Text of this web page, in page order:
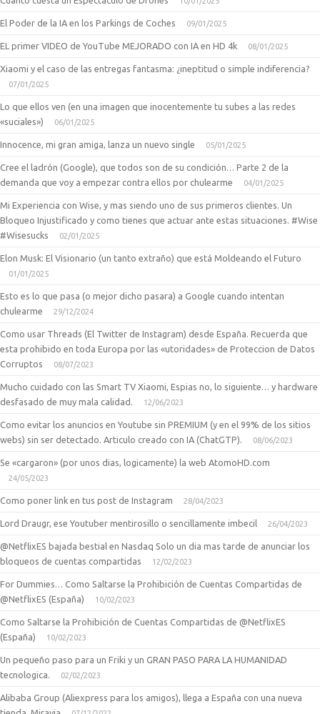
El Poder de la IA en los Parkings de Coches 09/01/2025
EL primer VIDEO de YouTube MEJORADO con IA en HD 4k 08/01/2025
Xiaomi y el caso de las entregas fantasma: ¿ineptitud o simple indiferencia?
07/01/2025
Lo que ellos ven (en una imagen que inocentemente tu subes a las redes
«suciales»)
06/01/2025
Innocence, mi gran amiga, lanza un nuevo single 05/01/2025
Cree el ladrón (Google), que todos son de su condición… Parte 2 de la
demanda que voy a empezar contra ellos por chulearme
04/01/2025
Mi Experiencia con Wise, y mas siendo uno de sus primeros clientes. Un
Bloqueo Injustificado y como tienes que actuar ante estas situaciones. #Wise
#Wisesucks
02/01/2025
Elon Musk: El Visionario (un tanto extraño) que está Moldeando el Futuro
01/01/2025
Esto es lo que pasa (o mejor dicho pasara) a Google cuando intentan
chulearme
29/12/2024
Como usar Threads (El Twitter de Instagram) desde España. Recuerda que
esta prohibido en toda Europa por las «utoridades» de Proteccion de Datos
Corruptos
08/07/2023
Mucho cuidado con las Smart TV Xiaomi, Espias no, lo siguiente… y hardware
desfasado de muy mala calidad.
12/06/2023
Como evitar los anuncios en Youtube sin PREMIUM (y en el 99% de los sitios
webs) sin ser detectado. Articulo creado con IA (ChatGTP).
08/06/2023
Se «cargaron» (por unos dias, logicamente) la web AtomoHD.com
24/05/2023
Como poner link en tus post de Instagram 28/04/2023
Lord Draugr, ese Youtuber mentirosillo o sencillamente imbecil 26/04/2023
@NetflixES bajada bestial en Nasdaq Solo un dia mas tarde de anunciar los
bloqueos de cuentas compartidas
12/02/2023
For Dummies… Como Saltarse la Prohibición de Cuentas Compartidas de
@NetflixES (España)
10/02/2023
Como Saltarse la Prohibición de Cuentas Compartidas de @NetflixES
(España)
10/02/2023
Un pequeño paso para un Friki y un GRAN PASO PARA LA HUMANIDAD
tecnologica.
02/02/2023
Alibaba Group (Aliexpress para los amigos), llega a España con una nueva